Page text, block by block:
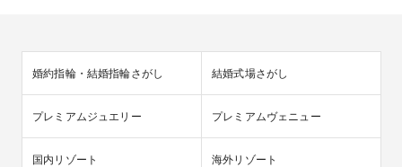
婚約指輪・結婚指輪さがし 結婚式場さがし
プレミアムジュエリー プレミアムヴェニュー
国内リゾート 海外リゾート